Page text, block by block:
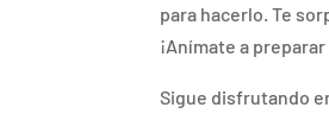
para hacerlo. Te
¡Anímate a
Sigue disfrutando